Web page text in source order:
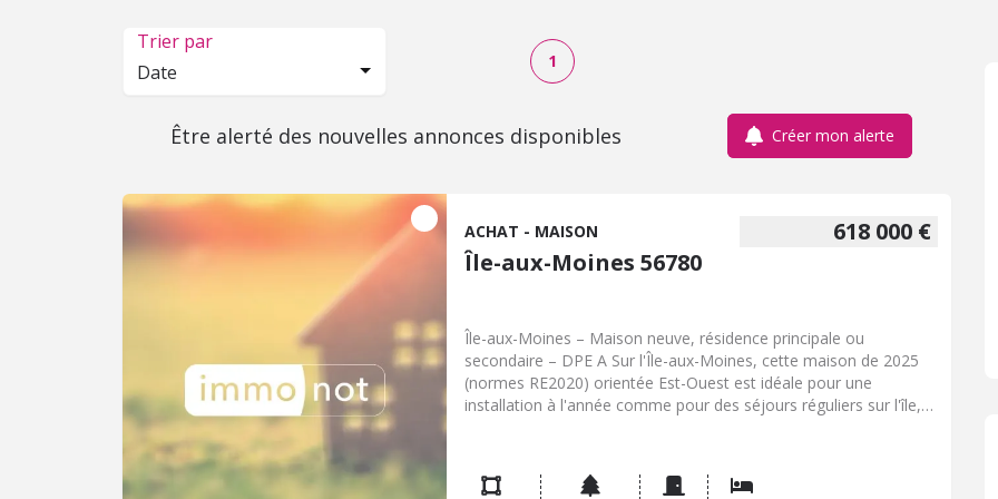
Trier par
Date
1
Être alerté des nouvelles annonces disponibles Créer mon alerte
618 000 €
ACHAT - MAISON
Île-aux-Moines 56780
Île-aux-Moines – Maison neuve, résidence principale ou
secondaire – DPE A Sur l'Île-aux-Moines, cette maison de 2025
(normes RE2020) orientée Est-Ouest est idéale pour une
installation à l'année comme pour des séjours réguliers sur l'île,
pied, tandis que la place de la mairie et la plage se rejoignent en
5 minutes à pied. Les sentiers côtiers sont à proximité